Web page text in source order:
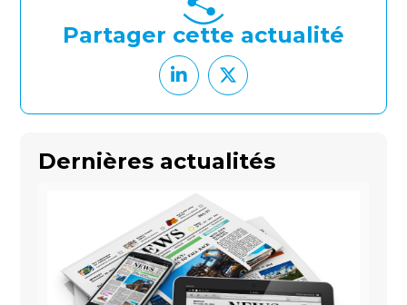
Partager cette actualité
Dernières actualités